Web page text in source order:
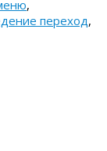
,
переход,